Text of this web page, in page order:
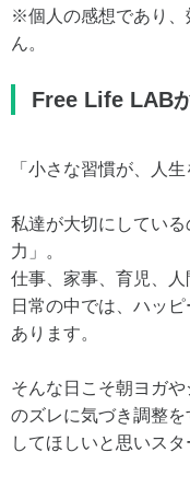
※個人の感想であり、
ん。
Free Life LAB
「小さな習慣が、人生
私達が大切にしてい
力」。
仕事、家事、育児、
日常の中では、ハッ
あります。
そんな日こそ朝ヨガ
のズレに気づき調整
してほしいと思いスタ